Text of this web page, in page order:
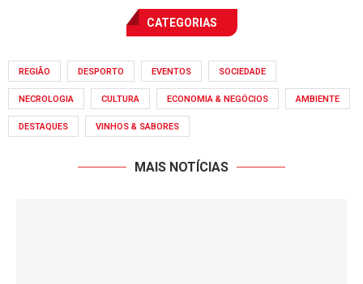
CATEGORIAS
REGIÃO DESPORTO EVENTOS SOCIEDADE
NECROLOGIA CULTURA ECONOMIA & NEGÓCIOS AMBIENTE
DESTAQUES VINHOS & SABORES
MAIS NOTÍCIAS